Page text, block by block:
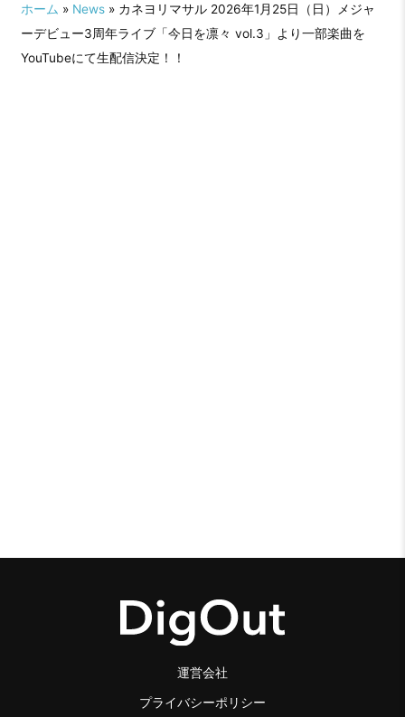
ホーム » News» カネヨリマサル 2026年1月25日（日）メジャ
ーデビュー3周年ライブ「今日を凛々 vol.3」より一部楽曲を
YouTubeにて生配信決定！！
運営会社
プライバシーポリシー